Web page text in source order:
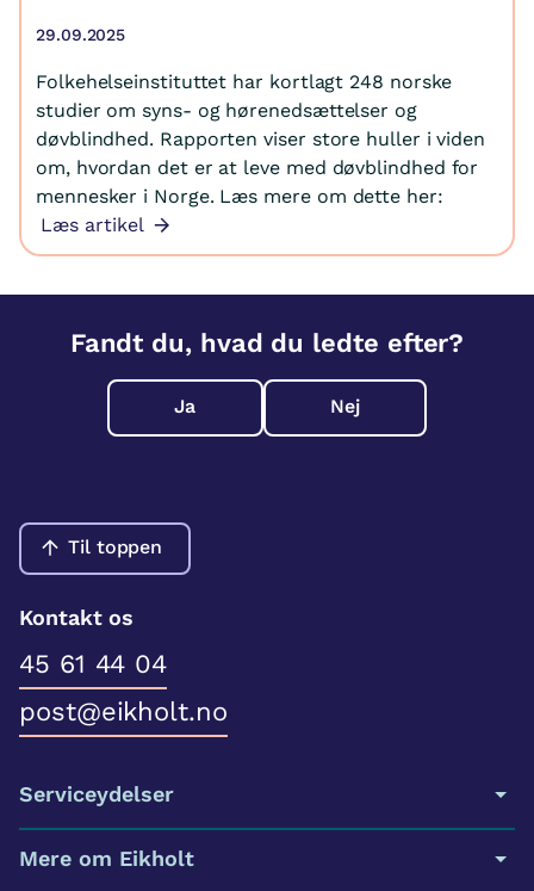
29.09.2025
Folkehelseinstituttet har kortlagt 248 norske
studier om syns- og hørenedsættelser og
døvblindhed. Rapporten viser store huller i viden
om, hvordan det er at leve med døvblindhed for
mennesker i Norge. Læs mere om dette her:
Læs artikel
Fandt du, hvad du ledte efter?
Ja Nej
Til toppen
Kontakt os
45 61 44 04
post@eikholt.no
Serviceydelser
Mere om Eikholt